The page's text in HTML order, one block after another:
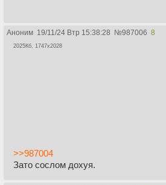
Аноним 19/11/24 Втр 15:38:28 №987006 8
2025Кб, 1747x2028
>>987004
Зато сослом дохуя.